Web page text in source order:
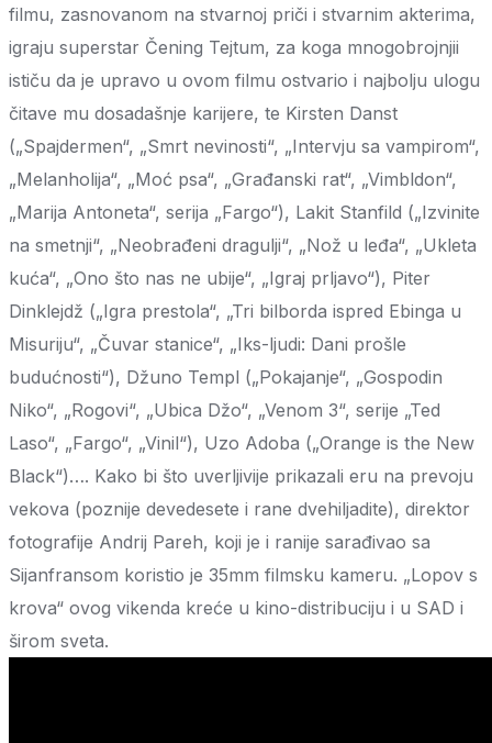
filmu, zasnovanom na stvarnoj priči i stvarnim akterima,
igraju superstar Čening Tejtum, za koga mnogobrojnjii
ističu da je upravo u ovom filmu ostvario i najbolju ulogu
čitave mu dosadašnje karijere, te Kirsten Danst
(„Spajdermen“, „Smrt nevinosti“, „Intervju sa vampirom“,
„Melanholija“, „Moć psa“, „Građanski rat“, „Vimbldon“,
„Marija Antoneta“, serija „Fargo“), Lakit Stanfild („Izvinite
na smetnji“, „Neobrađeni dragulji“, „Nož u leđa“, „Ukleta
kuća“, „Ono što nas ne ubije“, „Igraj prljavo“), Piter
Dinklejdž („Igra prestola“, „Tri bilborda ispred Ebinga u
Misuriju“, „Čuvar stanice“, „Iks-ljudi: Dani prošle
budućnosti“), Džuno Templ („Pokajanje“, „Gospodin
Niko“, „Rogovi“, „Ubica Džo“, „Venom 3“, serije „Ted
Laso“, „Fargo“, „Vinil“), Uzo Adoba („Orange is the New
Black“)…. Kako bi što uverljivije prikazali eru na prevoju
vekova (poznije devedesete i rane dvehiljadite), direktor
fotografije Andrij Pareh, koji je i ranije sarađivao sa
Sijanfransom koristio je 35mm filmsku kameru. „Lopov s
krova“ ovog vikenda kreće u kino-distribuciju i u SAD i
širom sveta.